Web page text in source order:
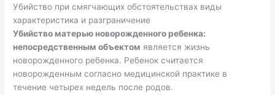
Убийство при смягчающих обстоятельствах виды
характеристика и разграничение
Убийство матерью новорожденного ребенка:
непосредственным объектом является жизнь
новорожденного ребенка. Ребенок считается
новорожденным согласно медицинской практике в
течение четырех недель после родов.